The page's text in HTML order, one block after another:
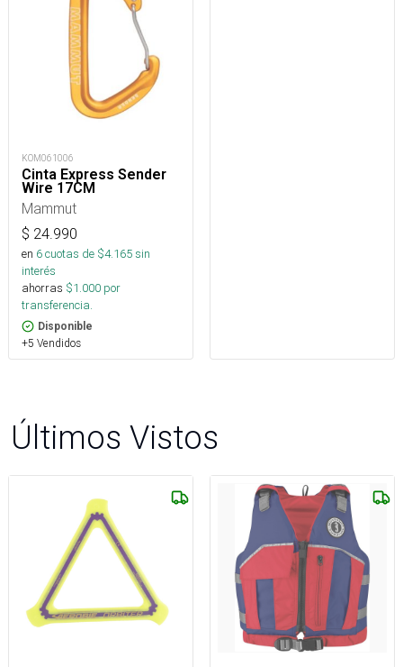
KOM061006
Cinta Express Sender
Wire 17CM
Mammut
$ 24.990
en 6cuotas de $4.165sin
interés
ahorras $1.000 por
transferencia.
Disponible
+5 Vendidos
Últimos Vistos